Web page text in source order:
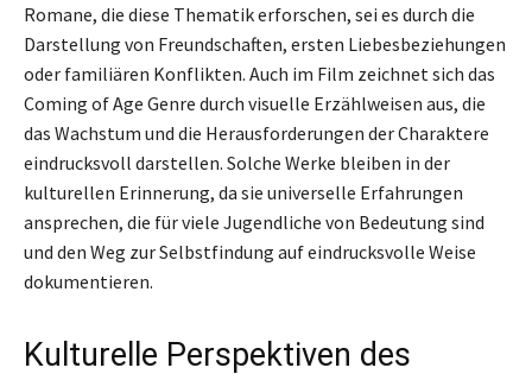
Romane, die diese Thematik erforschen, sei es durch die
Darstellung von Freundschaften, ersten Liebesbeziehungen
oder familiären Konflikten. Auch im Film zeichnet sich das
Coming of Age Genre durch visuelle Erzählweisen aus, die
das Wachstum und die Herausforderungen der Charaktere
eindrucksvoll darstellen. Solche Werke bleiben in der
kulturellen Erinnerung, da sie universelle Erfahrungen
ansprechen, die für viele Jugendliche von Bedeutung sind
und den Weg zur Selbstfindung auf eindrucksvolle Weise
dokumentieren.
Kulturelle Perspektiven des